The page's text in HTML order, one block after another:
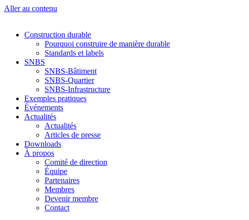
Aller au contenu
Construction durable
Pourquoi construire de manière durable
Standards et labels
SNBS
SNBS-Bâtiment
SNBS-Quartier
SNBS-Infrastructure
Exemples pratiques
Événements
Actualités
Actualités
Articles de presse
Downloads
À propos
Comité de direction
Équipe
Partenaires
Membres
Devenir membre
Contact